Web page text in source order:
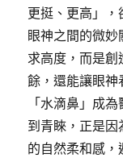
更挺、更高」
眼神之間的微
求高度，而是
餘，還能讓眼神
「水滴鼻」成
到青睞，正是
的自然柔和感